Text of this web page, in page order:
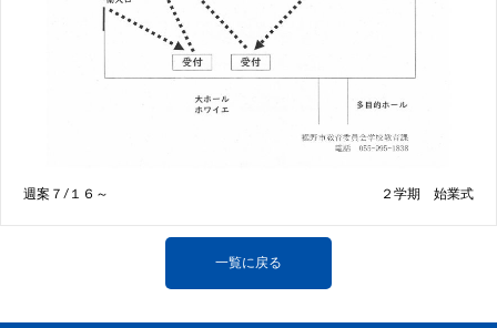
週案７/１６～ ２学期 始業式
一覧に戻る